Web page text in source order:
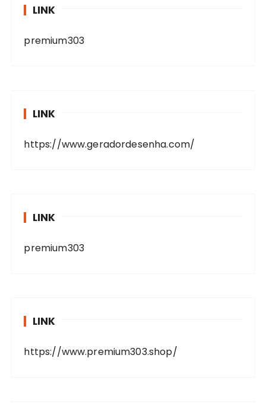
LINK
premium303
LINK
https://www.geradordesenha.com/
LINK
premium303
LINK
https://www.premium303.shop/